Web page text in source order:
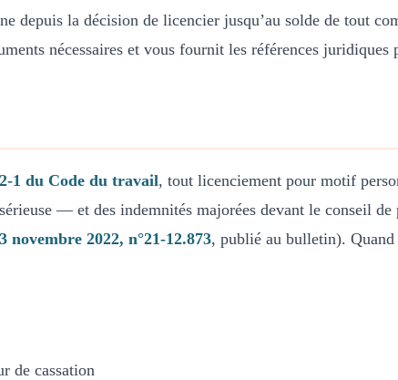
la décision de licencier jusqu’au solde de tout
nécessaires et vous fournit les références juridiques
1 du Code du travail, tout licenciement pour motif
— et des indemnités majorées devant le conseil de
novembre 2022, n°21-12.873, publié au bulletin).
de cassation